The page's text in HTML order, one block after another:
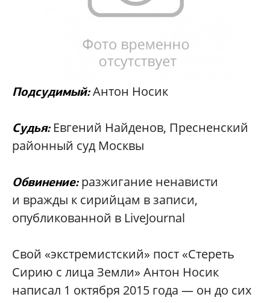
Подсудимый:Антон Носик
Судья: Евгений Найденов, Пресненский
районный суд Москвы
Обвинение:разжигание ненависти
и вражды к сирийцам в записи,
опубликованной в LiveJournal
Свой «экстремистский» пост «Стереть
Сирию с лица Земли» Антон Носик
написал 1 октября 2015 года — он до сих